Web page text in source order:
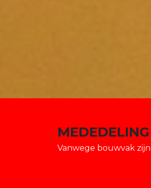
MEDEDELING
Vanwege bouwvak